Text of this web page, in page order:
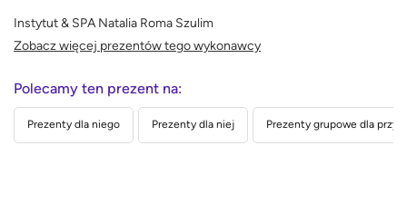
Instytut & SPA Natalia Roma Szulim
Zobacz więcej prezentów tego wykonawcy
Polecamy ten prezent na:
Prezenty dla niego Prezenty dla niej Prezenty grupowe dla